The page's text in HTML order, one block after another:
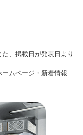
、掲載日が発表日より
ームページ・新着情報